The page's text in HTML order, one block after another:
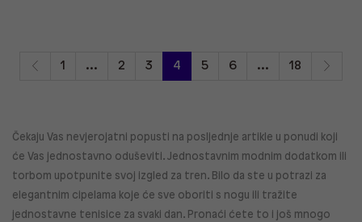
1 ... 2 3 4 5 6 ... 18
Čekaju Vas nevjerojatni popusti na posljednje artikle u ponudi koji
će Vas jednostavno oduševiti. Jednostavnim modnim dodatkom ili
torbom upotpunite svoj izgled za tren. Bilo da ste u potrazi za
elegantnim cipelama koje će sve oboriti s nogu ili tražite
jednostavne tenisice za svaki dan. Pronaći ćete to i još mnogo